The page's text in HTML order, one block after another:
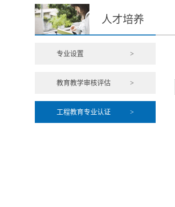
人才培养
专业设置 >
教育教学审核评估 >
工程教育专业认证 >